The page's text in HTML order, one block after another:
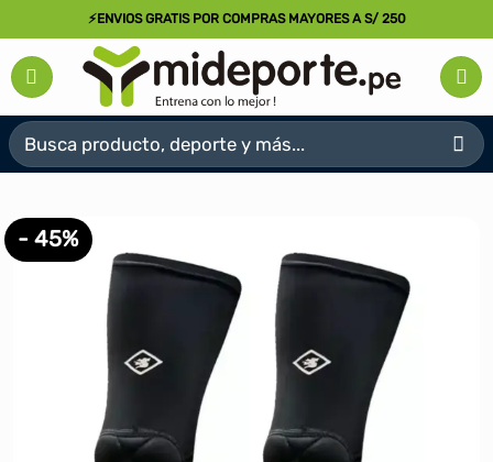
al
contenido
⚡ENVIOS GRATIS POR COMPRAS MAYORES A S/ 250
Buscar
por:
- 45%